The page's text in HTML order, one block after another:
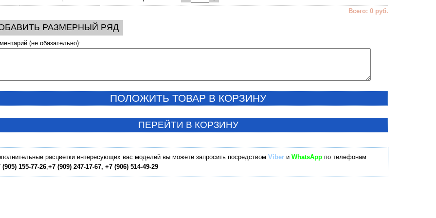
Всего: 0 руб.
РАЗМЕРНЫЙ РЯД
(не обязательно):
ПОЛОЖИТЬ ТОВАР В КОРЗИНУ
ПЕРЕЙТИ В КОРЗИНУ
расцветки интересующих вас моделей вы можете запросить посредством Viber и WhatsApp по телефонам
(905) 155-77-26,+7 (909) 247-17-67, +7 (906) 514-49-29